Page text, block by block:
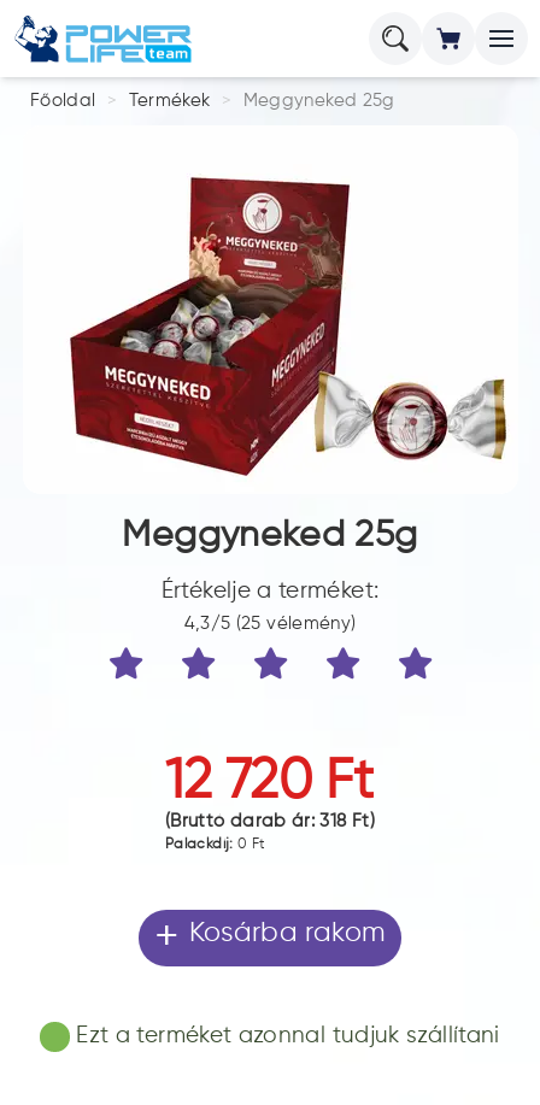
Főoldal Termékek Meggyneked 25g
Meggyneked 25g
Értékelje a terméket:
4,3/5 (25 vélemény)
12 720 Ft
(Bruttó darab ár:318 Ft)
Palackdíj: 0 Ft
+ Kosárba rakom
Ezt a terméket azonnal tudjuk szállítani